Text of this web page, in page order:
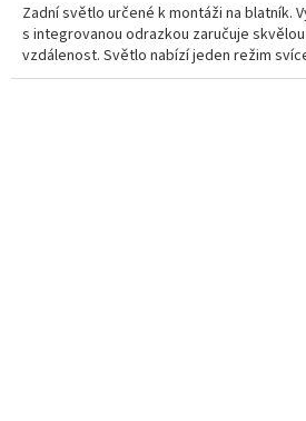
Zadní světlo určené k montáži na blatník.
s integrovanou odrazkou zaručuje
vzdálenost. Světlo nabízí jeden režim